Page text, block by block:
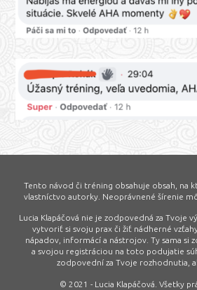
Tento návod či tréning obsahuje obsah, na
vlastníctvo autorky. Neoprávnené šírenie
Lucia Klapáčová nie je zodpovedná za Tvoje
vytvoriť si svoju prax či žiť nádherné
nápadov, informácí a nástrojov. Ty sama si
a svojou registráciou na toto podujatie
zodpovední za Tvoje rozhodnutia,
© 2021 - Lucia Klapáčová. Všetky